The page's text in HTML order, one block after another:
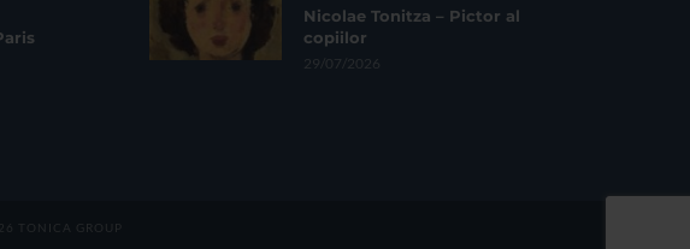
Nicolae Tonitza – Pictor al
copiilor
29/07/2026
TONICA GROUP